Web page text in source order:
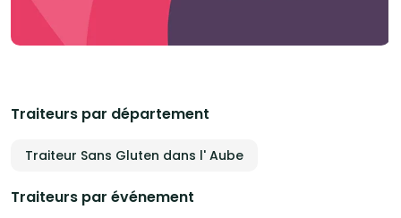
Traiteurs par département
Traiteur Sans Gluten dans l' Aube
Traiteurs par événement